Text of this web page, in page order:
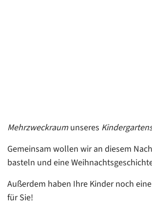
Mehrzweckraumunseres
Gemeinsam wollen wir an diesem
basteln und eine
Außerdem haben Ihre Kinder noch
für Sie!